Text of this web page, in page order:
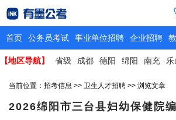
首页 公务员考试 事业单位招聘 企业招聘
【地区导航】 省级 成都 德阳 绵阳 南充 乐
当前位置： 招考信息 >> 卫生人才招聘 >> 浏览文章
2026绵阳市三台县妇幼保健院